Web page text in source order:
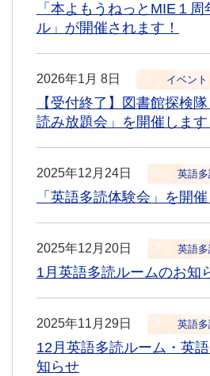
「本よもうねっとMIE１
ル」が開催されます！
2026年1月 8日 イベント
【受付終了】図書館探検
読み放題会」を開催します
2025年12月24日 英語
「英語多読体験会」を開
2025年12月20日 英語
1月英語多読ルームのお知
2025年11月29日 英語
12月英語多読ルーム・英
知らせ